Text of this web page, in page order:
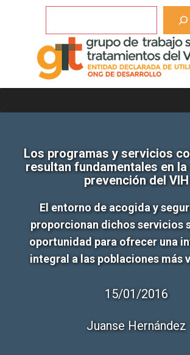
Los programas y servicios
resultan fundamentales en
prevención del VIH
El entorno de acogida y
proporcionan dichos servicios
oportunidad para ofrecer una
integral a las poblaciones más
15/01/2016
Juanse Hernández